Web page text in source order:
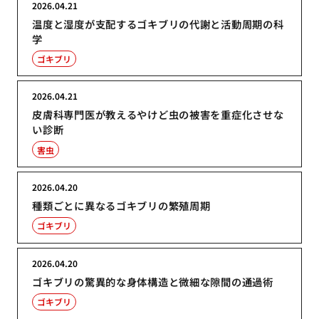
温度と湿度が支配するゴキブリの代謝と活動周期の科
学
2026.04.21
ゴキブリ
皮膚科専門医が教えるやけど虫の被害を重症化させな
い診断
2026.04.21
害虫
種類ごとに異なるゴキブリの繁殖周期
2026.04.20
ゴキブリ
ゴキブリの驚異的な身体構造と微細な隙間の通過術
2026.04.20
ゴキブリ